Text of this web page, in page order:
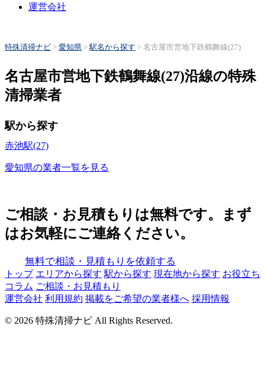
運営会社
特殊清掃ナビ > 愛知県 >駅名から探す > 名古屋市営地下鉄鶴舞線(27)
名古屋市営地下鉄鶴舞線(27)沿線の特殊
清掃業者
駅から探す
赤池駅(27)
愛知県の業者一覧を見る
ご相談・お見積もりは無料です。まず
はお気軽にご連絡ください。
無料で相談・見積もりを依頼する
トップ エリアから探す 駅から探す 現在地から探す お役立ち
コラム ご相談・お見積もり
運営会社 利用規約 掲載をご希望の業者様へ 採用情報
© 2026 特殊清掃ナビ All Rights Reserved.